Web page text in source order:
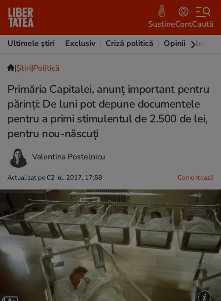
SusțineContCaută
Ultimele știri
Exclusiv Criză politică Opinii
|Ştiri|Politică
Primăria Capitalei, anunț important pentru
părinți: De luni pot depune documentele
pentru a primi stimulentul de 2.500 de lei,
pentru nou-născuți
Valentina Postelnicu
Actualizat pe 02 iul. 2017, 17:58 Comentează